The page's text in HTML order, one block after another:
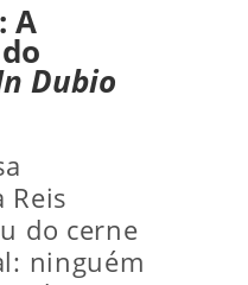
A
Dubio
Reis
do cerne
ninguém